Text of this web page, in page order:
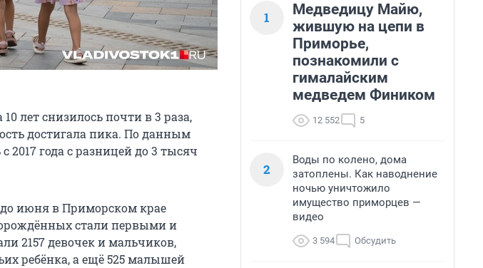
лет снизилось почти в 3 раза,
достигала пика. По данным
2017 года с разницей до 3 тысяч
июня в Приморском крае
стали первыми и
2157 девочек и мальчиков,
ребёнка, а ещё 525 малышей
1
Медведицу Майю,
жившую на цепи в
Приморье,
познакомили с
гималайским
медведем Фиником
12 552 5
2
Воды по колено, дома
затоплены. Как наводнение
ночью уничтожило
имущество приморцев —
видео
3 594 Обсудить